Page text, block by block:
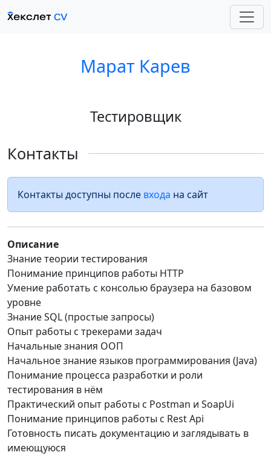
Марат Карев
Тестировщик
Контакты
Контакты доступны после входа на сайт
Описание
Знание теории тестирования
Понимание принципов работы HTTP
Умение работать с консолью браузера на базовом
уровне
Знание SQL (простые запросы)
Опыт работы с трекерами задач
Начальные знания ООП
Начальное знание языков программирования (Java)
Понимание процесса разработки и роли
тестирования в нём
Практический опыт работы с Postman и SoapUi
Понимание принципов работы с Rest Api
Готовность писать документацию и заглядывать в
имеющуюся